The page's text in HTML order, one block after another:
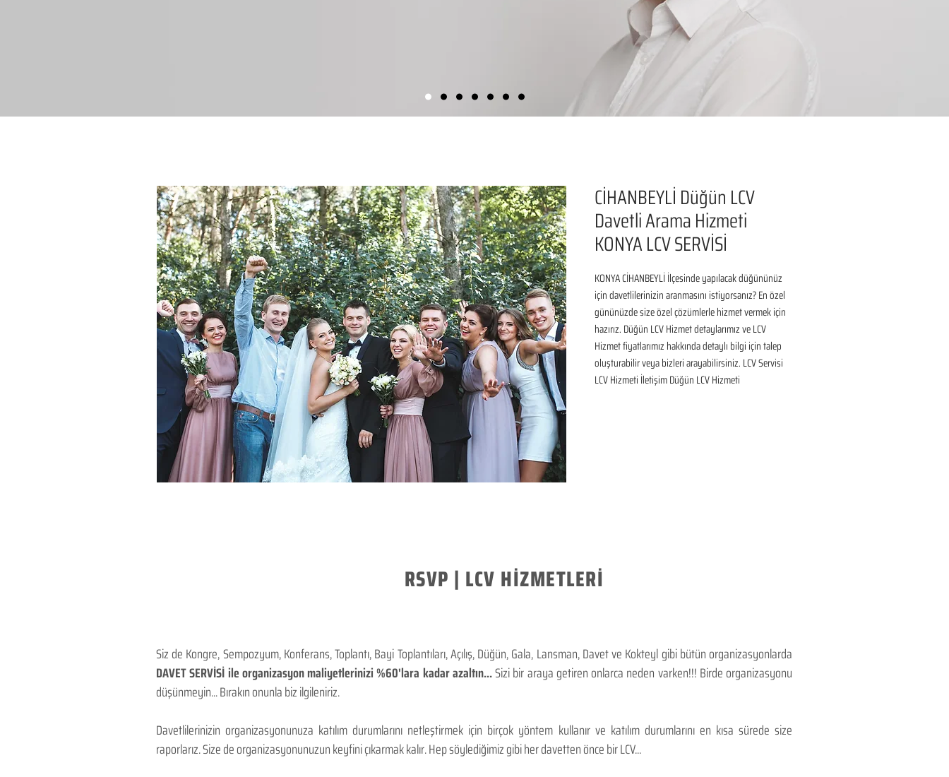
CİHANBEYLİ Düğün LCV
Davetli Arama Hizmeti
KONYA LCV SERVİSİ
KONYA CİHANBEYLİ İlçesinde yapılacak düğününüz
için davetlilerinizin aranmasını istiyorsanız? En özel
gününüzde size özel çözümlerle hizmet vermek için
hazırız. Düğün LCV Hizmet detaylarımız ve LCV
Hizmet fiyatlarımız hakkında detaylı bilgi için talep
oluşturabilir veya bizleri arayabilirsiniz. LCV Servisi
LCV Hizmeti İletişim Düğün LCV Hizmeti
RSVP | LCV HİZMETLERİ
Siz de Kongre, Sempozyum, Konferans, Toplantı, Bayi Toplantıları, Açılış, Düğün, Gala, Lansman, Davet ve Kokteyl gibi bütün organizasyonlarda
DAVET SERVİSİ ile organizasyon maliyetlerinizi %60'lara kadar azaltın...Sizi bir araya getiren onlarca neden varken!!! Birde organizasyonu
düşünmeyin... Bırakın onunla biz ilgileniriz.
Davetlilerinizin organizasyonunuza katılım durumlarını netleştirmek için birçok yöntem kullanır ve katılım durumlarını en kısa sürede size
raporlarız. Size de organizasyonunuzun keyfini çıkarmak kalır. Hep söylediğimiz gibi her davetten önce bir LCV...